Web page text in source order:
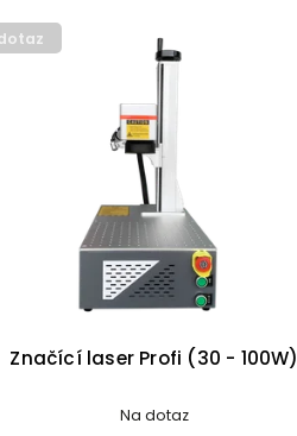
Značící laser Profi (30 - 100W)
Na dotaz